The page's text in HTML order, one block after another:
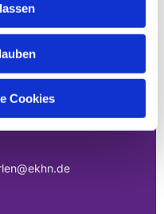
Cookies
DER